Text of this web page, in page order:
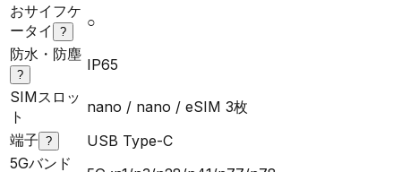
おサイフケ
ータイ
?
○
防水・防塵
?
IP65
SIMスロッ
ト
nano / nano / eSIM 3枚
端子 ?
USB Type-C
5Gバンド